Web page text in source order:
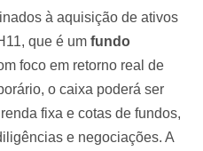
à aquisição de ativos
que é um fundo
foco em retorno real de
o caixa poderá ser
fixa e cotas de fundos,
e negociações. A